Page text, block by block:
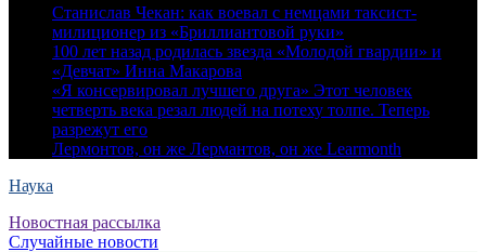
Станислав Чекан: как воевал с немцами таксист-
милиционер из «Бриллиантовой руки»
100 лет назад родилась звезда «Молодой гвардии» и
«Девчат» Инна Макарова
«Я консервировал лучшего друга» Этот человек
четверть века резал людей на потеху толпе. Теперь
разрежут его
Лермонтов, он же Лермантов, он же Learmonth
Наука
Новостная рассылка
Случайные новости